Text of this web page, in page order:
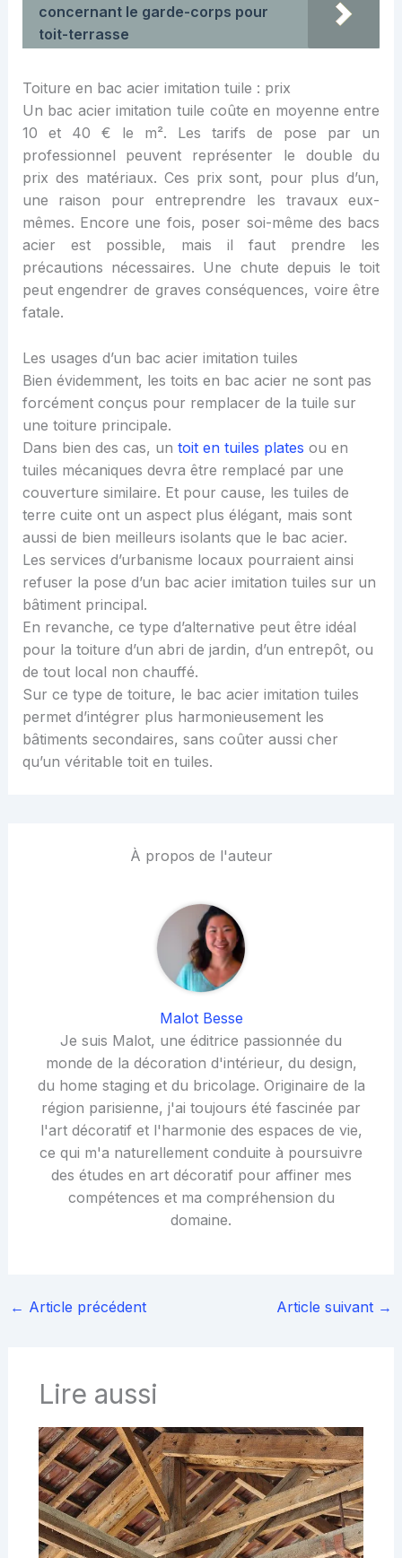
concernant le garde-corps pour
toit-terrasse
Toiture en bac acier imitation tuile : prix
Un bac acier imitation tuile coûte en moyenne entre
10 et 40 € le m². Les tarifs de pose par un
professionnel peuvent représenter le double du
prix des matériaux. Ces prix sont, pour plus d’un,
une raison pour entreprendre les travaux eux-
mêmes. Encore une fois, poser soi-même des bacs
acier est possible, mais il faut prendre les
précautions nécessaires. Une chute depuis le toit
peut engendrer de graves conséquences, voire être
fatale.
Les usages d’un bac acier imitation tuiles
Bien évidemment, les toits en bac acier ne sont pas
forcément conçus pour remplacer de la tuile sur
une toiture principale.
Dans bien des cas, un toit en tuiles plates ou en
tuiles mécaniques devra être remplacé par une
couverture similaire. Et pour cause, les tuiles de
terre cuite ont un aspect plus élégant, mais sont
aussi de bien meilleurs isolants que le bac acier.
Les services d’urbanisme locaux pourraient ainsi
refuser la pose d’un bac acier imitation tuiles sur un
bâtiment principal.
En revanche, ce type d’alternative peut être idéal
pour la toiture d’un abri de jardin, d’un entrepôt, ou
de tout local non chauffé.
Sur ce type de toiture, le bac acier imitation tuiles
permet d’intégrer plus harmonieusement les
bâtiments secondaires, sans coûter aussi cher
qu’un véritable toit en tuiles.
À propos de l'auteur
Malot Besse
Je suis Malot, une éditrice passionnée du
monde de la décoration d'intérieur, du design,
du home staging et du bricolage. Originaire de la
région parisienne, j'ai toujours été fascinée par
l'art décoratif et l'harmonie des espaces de vie,
ce qui m'a naturellement conduite à poursuivre
des études en art décoratif pour affiner mes
compétences et ma compréhension du
domaine.
← Article précédent Article suivant →
Lire aussi